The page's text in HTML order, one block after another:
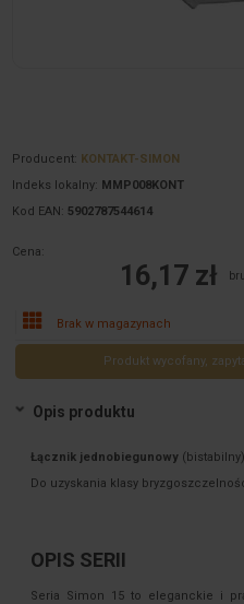
Producent: KONTAKT-SIMON
Indeks lokalny: MMP008KONT
Kod EAN: 5902787544614
Cena:
16,17 zł
Brak w magazynach
Produkt wycofany,
Opis produktu
Łącznik jednobiegunowy
Do uzyskania klasy
OPIS SERII
Seria Simon 15 to eleganckie i